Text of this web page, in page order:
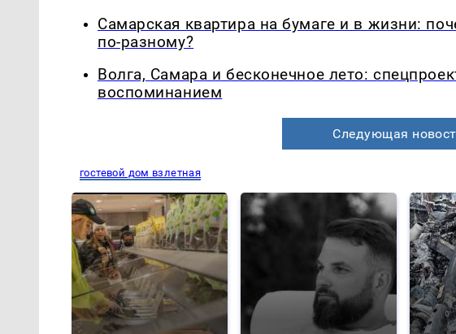
Самарская квартира на бумаге и в жизни:
по-разному?
Волга, Самара и бесконечное лето:
воспоминанием
Следующая
гостевой дом взлетная